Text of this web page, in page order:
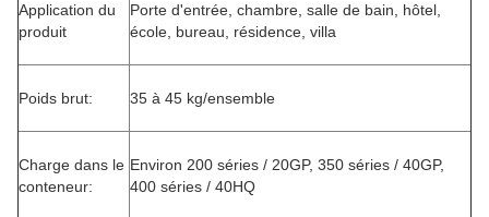
Application du
produit
Porte d'entrée, chambre, salle de bain, hôtel,
école, bureau, résidence, villa
Poids brut: 35 à 45 kg/ensemble
Charge dans le
conteneur:
Environ 200 séries / 20GP, 350 séries / 40GP,
400 séries / 40HQ